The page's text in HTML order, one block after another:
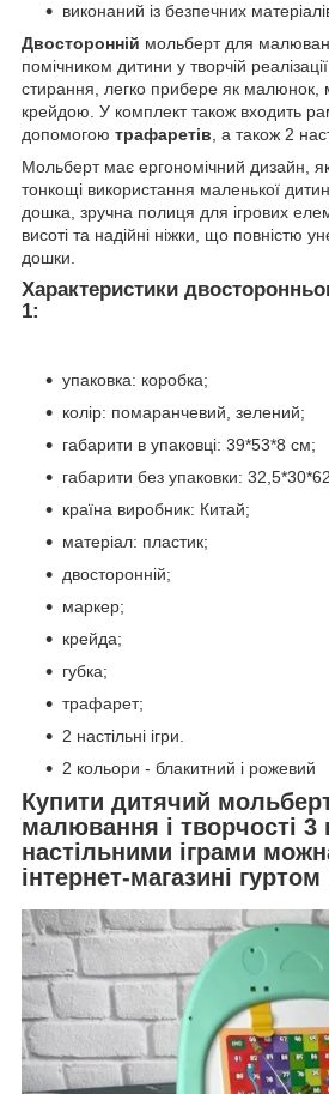
виконаний із безпечних
Двосторонній мольберт для
помічником дитини у творчій
стирання, легко прибере як малюнок,
крейдою. У комплект також входить
допомогою трафаретів, а також 2
Мольберт має ергономічний дизайн,
тонкощі використання маленької
дошка, зручна полиця для ігрових
висоті та надійні ніжки, що повністю
дошки.
Характеристики
1:
упаковка: коробка;
колір: помаранчевий, зелений;
габарити в упаковці: 39*53*8 см;
габарити без упаковки:
країна виробник: Китай;
матеріал: пластик;
двосторонній;
маркер;
крейда;
губка;
трафарет;
2 настільні ігри.
2 кольори - блакитний і рожевий
Купити дитячий
малювання і творчості 3
настільними іграми
інтернет-магазині гуртом